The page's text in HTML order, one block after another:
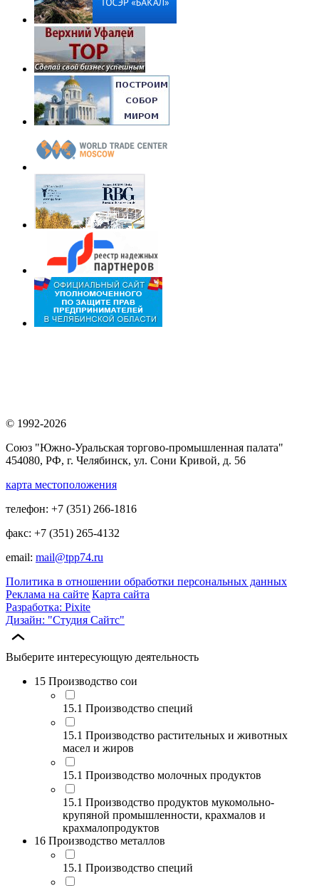
© 1992-2026
Союз "Южно-Уральская торгово-промышленная палата"
454080, РФ, г. Челябинск, ул. Сони Кривой, д. 56
карта местоположения
телефон: +7 (351) 266-1816
факс: +7 (351) 265-4132
email: mail@tpp74.ru
Политика в отношении обработки персональных данных
Реклама на сайте Карта сайта
Разработка: Pixite
Дизайн: "Студия Сайтс"
Выберите интересующую деятельность
15 Производство сои
15.1 Производство специй
15.1 Производство растительных и животных
масел и жиров
15.1 Производство молочных продуктов
15.1 Производство продуктов мукомольно-
крупяной промышленности, крахмалов и
крахмалопродуктов
16 Производство металлов
15.1 Производство специй